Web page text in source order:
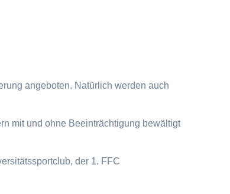
angeboten. Natürlich werden auch
mit und ohne Beeinträchtigung bewältigt
der 1. FFC